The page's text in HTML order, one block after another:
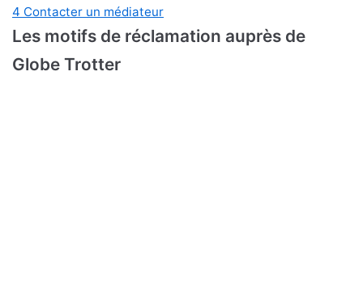
4 Contacter un médiateur
Les motifs de réclamation auprès de
Globe Trotter